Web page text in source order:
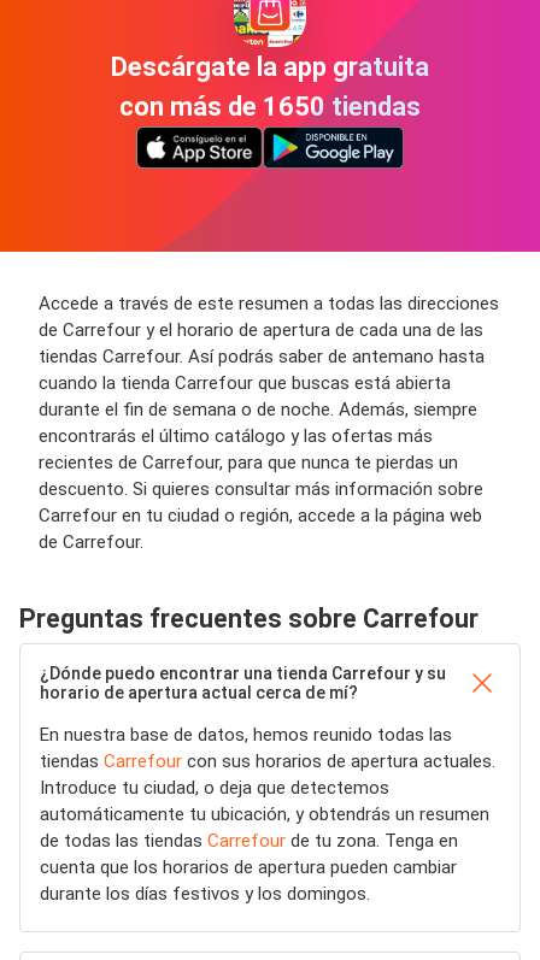
Descárgate la app gratuita
con más de 1650 tiendas
Accede a través de este resumen a todas las direcciones
de Carrefour y el horario de apertura de cada una de las
tiendas Carrefour. Así podrás saber de antemano hasta
cuando la tienda Carrefour que buscas está abierta
durante el fin de semana o de noche. Además, siempre
encontrarás el último catálogo y las ofertas más
recientes de Carrefour, para que nunca te pierdas un
descuento. Si quieres consultar más información sobre
Carrefour en tu ciudad o región, accede a la página web
de Carrefour.
Preguntas frecuentes sobre Carrefour
¿Dónde puedo encontrar una tienda Carrefour y su
horario de apertura actual cerca de mí?
En nuestra base de datos, hemos reunido todas las
tiendas Carrefour con sus horarios de apertura actuales.
Introduce tu ciudad, o deja que detectemos
automáticamente tu ubicación, y obtendrás un resumen
de todas las tiendas Carrefour de tu zona. Tenga en
cuenta que los horarios de apertura pueden cambiar
durante los días festivos y los domingos.